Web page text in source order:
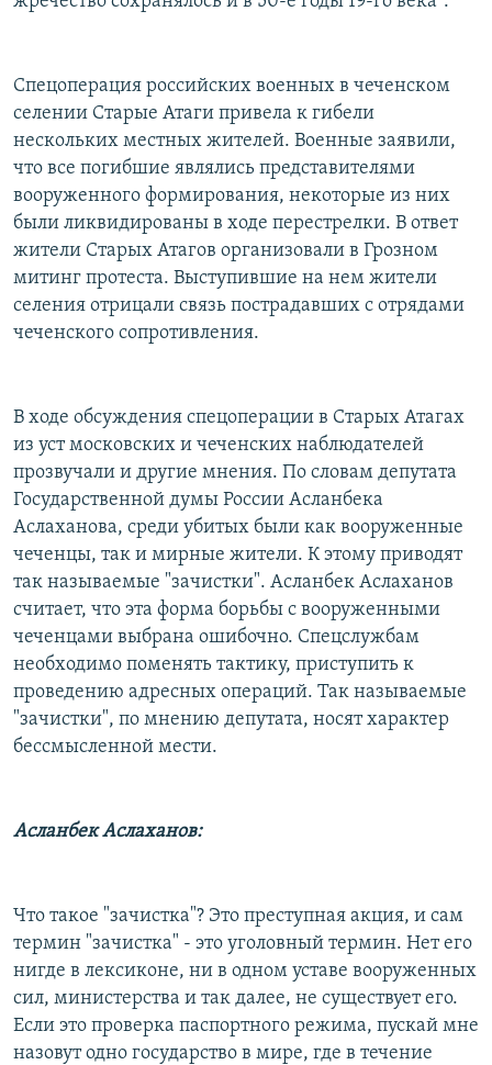
Спецоперация российских военных в чеченском
селении Старые Атаги привела к гибели
нескольких местных жителей. Военные заявили,
что все погибшие являлись представителями
вооруженного формирования, некоторые из них
были ликвидированы в ходе перестрелки. В ответ
жители Старых Атагов организовали в Грозном
митинг протеста. Выступившие на нем жители
селения отрицали связь пострадавших с отрядами
чеченского сопротивления.
В ходе обсуждения спецоперации в Старых Атагах
из уст московских и чеченских наблюдателей
прозвучали и другие мнения. По словам депутата
Государственной думы России Асланбека
Аслаханова, среди убитых были как вооруженные
чеченцы, так и мирные жители. К этому приводят
так называемые "зачистки". Асланбек Аслаханов
считает, что эта форма борьбы с вооруженными
чеченцами выбрана ошибочно. Спецслужбам
необходимо поменять тактику, приступить к
проведению адресных операций. Так называемые
"зачистки", по мнению депутата, носят характер
бессмысленной мести.
Асланбек Аслаханов:
Что такое "зачистка"? Это преступная акция, и сам
термин "зачистка" - это уголовный термин. Нет его
нигде в лексиконе, ни в одном уставе вооруженных
сил, министерства и так далее, не существует его.
Если это проверка паспортного режима, пускай мне
назовут одно государство в мире, где в течение